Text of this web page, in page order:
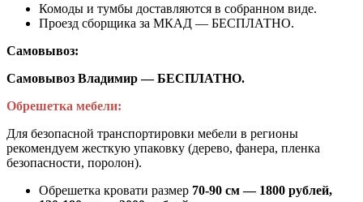
Комоды и тумбы доставляются в собранном виде.
Проезд сборщика за МКАД — БЕСПЛАТНО.
Самовывоз:
Самовывоз Владимир — БЕСПЛАТНО.
Обрешетка мебели:
Для безопасной транспортировки мебели в регионы
рекомендуем жесткую упаковку (дерево, фанера, пленка
безопасности, поролон).
Обрешетка кровати размер 70-90 см — 1800 рублей,